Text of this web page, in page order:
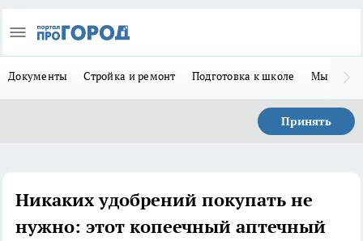
Документы Стройка и ремонт Подготовка к школе Мы в MAX
Принять
Никаких удобрений покупать не
нужно: этот копеечный аптечный